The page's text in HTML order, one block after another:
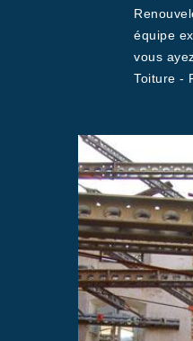
équipe
vous
Toiture -